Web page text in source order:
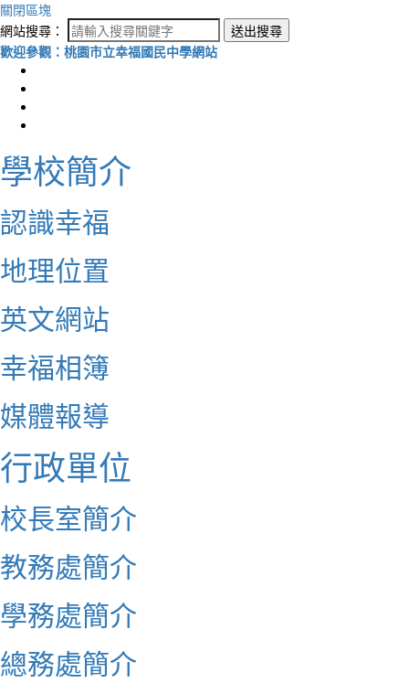
關閉區塊
網站搜尋：
送出搜尋
歡迎參觀：桃園市立幸福國民中學網站
學校簡介
認識幸福
地理位置
英文網站
幸福相簿
媒體報導
行政單位
校長室簡介
教務處簡介
學務處簡介
總務處簡介